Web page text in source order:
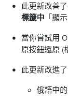
此更新改善
標籤中 「顯
當你嘗試用
原按鈕還原 (
此更新改進
俄語中